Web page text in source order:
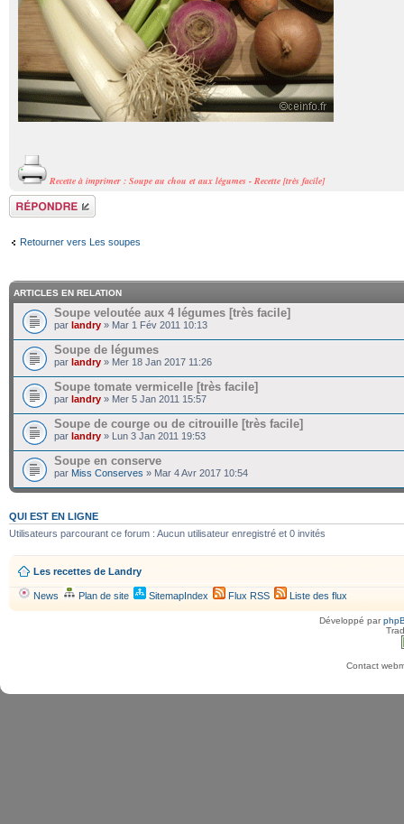
Recette à imprimer : Soupe au chou et aux légumes - Recette [très facile]
Répondre
Retourner vers Les soupes
ARTICLES EN RELATION
Soupe veloutée aux 4 légumes [très facile]
par landry » Mar 1 Fév 2011 10:13
Soupe de légumes
par landry » Mer 18 Jan 2017 11:26
Soupe tomate vermicelle [très facile]
par landry » Mer 5 Jan 2011 15:57
Soupe de courge ou de citrouille [très facile]
par landry » Lun 3 Jan 2011 19:53
Soupe en conserve
par Miss Conserves » Mar 4 Avr 2017 10:54
QUI EST EN LIGNE
Utilisateurs parcourant ce forum : Aucun utilisateur enregistré et 0 invités
Les recettes de Landry
News Plan de site SitemapIndex Flux RSS Liste des flux
Développé par
Contact